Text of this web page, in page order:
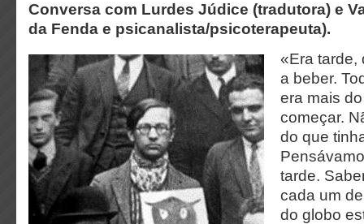
Conversa com Lurdes Júdice (tradutora) e
da Fenda e psicanalista/psicoterapeuta).
«Era tarde,
a beber.
era mais
começar.
do que
tarde.
cada um
do globo